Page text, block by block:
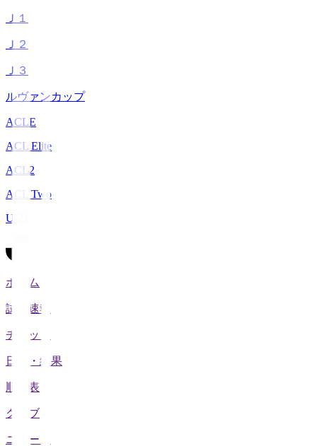
Ｊ１
Ｊ２
Ｊ３
ルヴァンカップ
ACLE
ACL Elite
ACL2
ACL Two
U-21
ホーム
試合速報
チケット
日程・結果
順位表
クラブ
ニュース